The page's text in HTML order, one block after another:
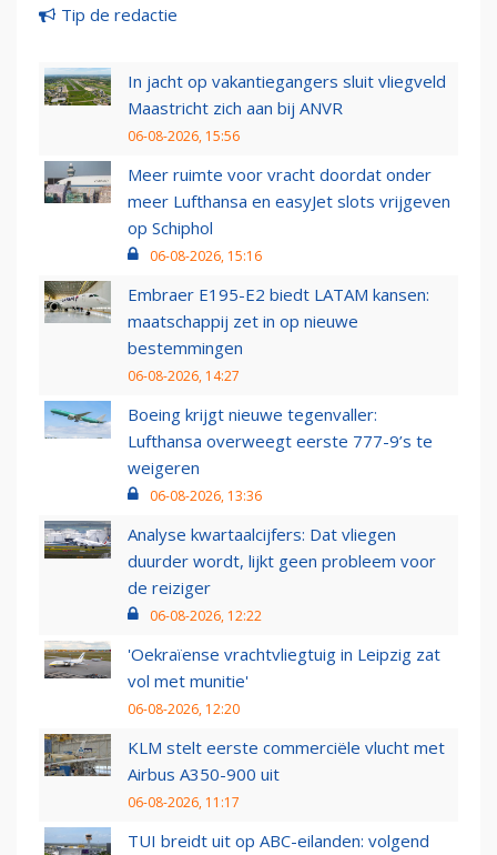
Tip de redactie
In jacht op vakantiegangers sluit vliegveld
Maastricht zich aan bij ANVR
06-08-2026, 15:56
Meer ruimte voor vracht doordat onder
meer Lufthansa en easyJet slots vrijgeven
op Schiphol
06-08-2026, 15:16
Embraer E195-E2 biedt LATAM kansen:
maatschappij zet in op nieuwe
bestemmingen
06-08-2026, 14:27
Boeing krijgt nieuwe tegenvaller:
Lufthansa overweegt eerste 777-9’s te
weigeren
06-08-2026, 13:36
Analyse kwartaalcijfers: Dat vliegen
duurder wordt, lijkt geen probleem voor
de reiziger
06-08-2026, 12:22
'Oekraïense vrachtvliegtuig in Leipzig zat
vol met munitie'
06-08-2026, 12:20
KLM stelt eerste commerciële vlucht met
Airbus A350-900 uit
06-08-2026, 11:17
TUI breidt uit op ABC-eilanden: volgend